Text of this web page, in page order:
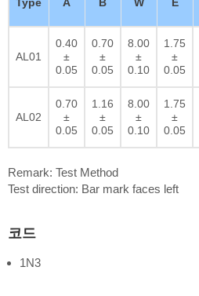
Type A B W E
AL01
0.40
±
0.05
0.70
±
0.05
8.00
±
0.10
1.75
±
0.05
AL02
0.70
±
0.05
1.16
±
0.05
8.00
±
0.10
1.75
±
0.05
Remark: Test Method
Test direction: Bar mark faces left
코드
1N3